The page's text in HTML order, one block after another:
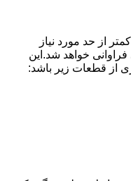
از حد مورد نیاز
خواهد شد.این
از قطعات زیر باشد: